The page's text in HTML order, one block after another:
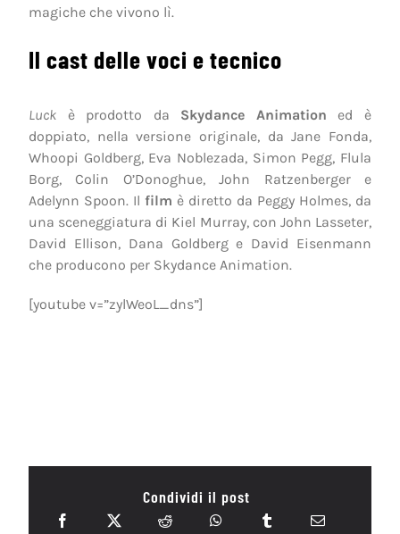
magiche che vivono lì.
Il cast delle voci e tecnico
Luck è prodotto da Skydance Animation ed è
doppiato, nella versione originale, da Jane Fonda,
Whoopi Goldberg, Eva Noblezada, Simon Pegg, Flula
Borg, Colin O’Donoghue, John Ratzenberger e
Adelynn Spoon. Il film è diretto da Peggy Holmes, da
una sceneggiatura di Kiel Murray, con John Lasseter,
David Ellison, Dana Goldberg e David Eisenmann
che producono per Skydance Animation.
[youtube v=”zylWeoL_dns”]
Condividi il post